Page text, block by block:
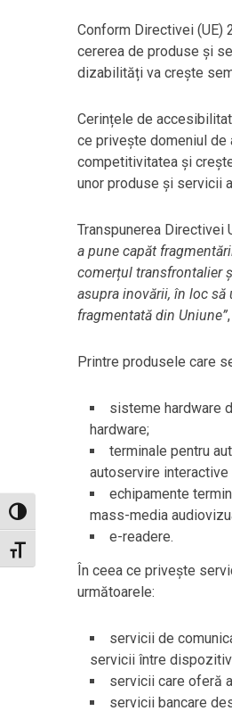
Toggle High Contrast
Toggle Font size
Conform Directivei
cererea de produse și
dizabilități va crește
Cerințele de
ce privește domeniul
competitivitatea și
unor produse și servicii
Transpunerea Directivei
a pune capăt
comerțul transfrontalier
asupra inovării, în loc să
fragmentată din Uniune”
Printre produsele care
sisteme hardware
hardware;
terminale pentru
autoservire
echipamente
mass-media
e-readere.
În ceea ce privește
următoarele:
servicii de
servicii între
servicii care oferă
servicii bancare